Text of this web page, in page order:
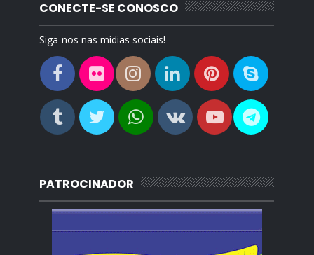
CONECTE-SE CONOSCO
Siga-nos nas mídias sociais!
PATROCINADOR